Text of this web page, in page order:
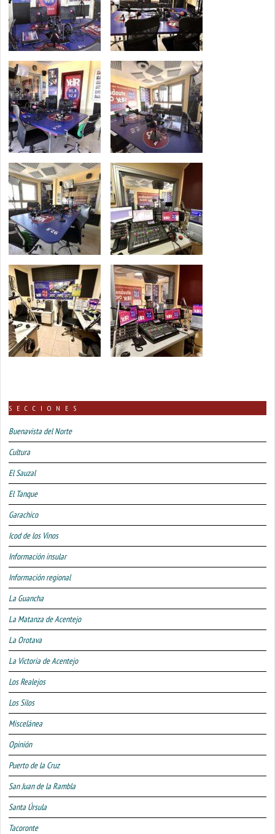
SECCIONES
Buenavista del Norte
Cultura
El Sauzal
El Tanque
Garachico
Icod de los Vinos
Información insular
Información regional
La Guancha
La Matanza de Acentejo
La Orotava
La Victoria de Acentejo
Los Realejos
Los Silos
Miscelánea
Opinión
Puerto de la Cruz
San Juan de la Rambla
Santa Úrsula
Tacoronte